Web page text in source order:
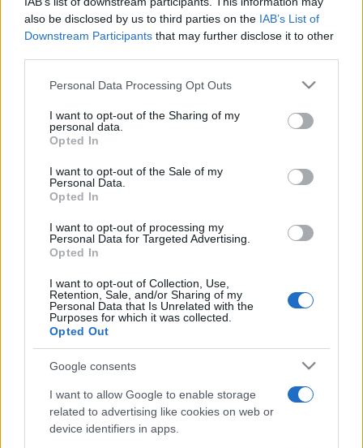
also be disclosed by us to third parties on the IAB’s List of
Downstream Participants that may further disclose it to other
Please note that this website/app uses one or more Google
not limited to your visit or usage behaviour. You may click to
grant or deny consent to Google and its third-party tags to
use your data for below specified purposes in below Google
consent section.
Personal Data Processing Opt Outs
I want to opt-out of the Sharing of my
personal data.
Opted In
I want to opt-out of the Sale of my
Personal Data.
Opted In
I want to opt-out of processing my
Personal Data for Targeted Advertising.
Opted In
I want to opt-out of Collection, Use,
Retention, Sale, and/or Sharing of my
Personal Data that Is Unrelated with the
Purposes for which it was collected.
Opted Out
Google consents
I want to allow Google to enable storage
related to advertising like cookies on web or
device identifiers in apps.
-Te hová akarsz menni?
-Hol lakunk mink.
-Egy kicsit.
-És nem baj, hogy bántanak?
-De. Az rossz.
-De az előbb azt mondtad,hogy téged nem bántanak.
Bollók Csaba, az Észak, észak és a Miraq rendezője 2005
őszén forgatta filmjét.
Iszka utazása
rendező: Bollók Csaba
forgatókönyvíró: Bollók Csaba
zeneszerző: Temesvári Balázs (T. Bali)